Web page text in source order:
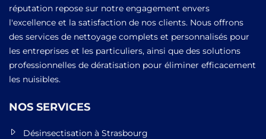
réputation repose sur notre engagement envers
l'excellence et la satisfaction de nos clients. Nous offrons
des services de nettoyage complets et personnalisés pour
les entreprises et les particuliers, ainsi que des solutions
professionnelles de dératisation pour éliminer efficacement
les nuisibles.
NOS SERVICES
Désinsectisation à Strasbourg